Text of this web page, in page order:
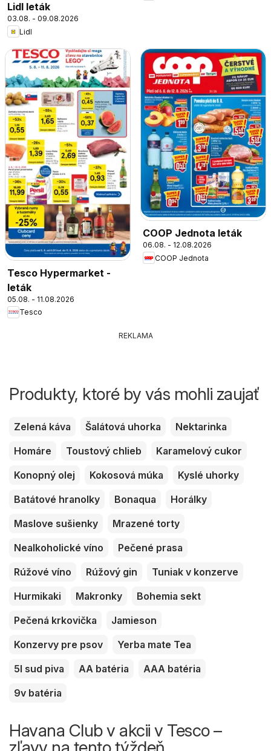
Lidl leták
03.08. - 09.08.2026
Lidl
Tesco Hypermarket -
leták
05.08. - 11.08.2026
Tesco
COOP Jednota leták
06.08. - 12.08.2026
COOP Jednota
REKLAMA
Produkty, ktoré by vás mohli zaujať
Zelená káva Šalátová uhorka
Nektarinka
Homáre
Toustový chlieb
Karamelový cukor
Konopný olej
Kokosová múka
Kyslé uhorky
Batátové hranolky
Bonaqua
Horálky
Maslove sušienky
Mrazené torty
Nealkoholické víno
Pečené prasa
Rúžové víno
Rúžový gin
Tuniak v konzerve
Hurmikaki
Makronky
Bohemia sekt
Pečená krkovička
Jamieson
Konzervy pre psov
Yerba mate Tea
5l sud piva
AA batéria
AAA batéria
9v batéria
Havana Club v akcii v Tesco –